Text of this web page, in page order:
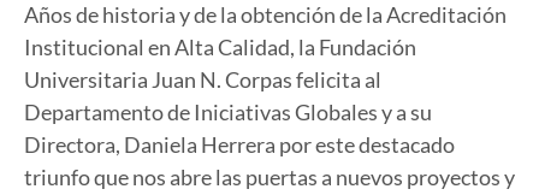
Años de historia y de la obtención de la Acreditación
Institucional en Alta Calidad, la Fundación
Universitaria Juan N. Corpas felicita al
Departamento de Iniciativas Globales y a su
Directora, Daniela Herrera por este destacado
triunfo que nos abre las puertas a nuevos proyectos y